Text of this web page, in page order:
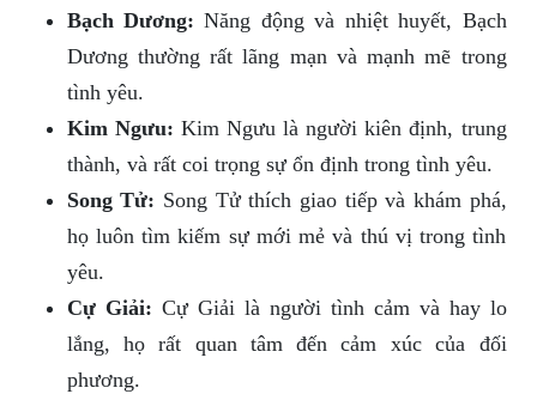
Bạch Dương: Năng động và nhiệt huyết, Bạch
Dương thường rất lãng mạn và mạnh mẽ trong
tình yêu.
Kim Ngưu: Kim Ngưu là người kiên định, trung
thành, và rất coi trọng sự ổn định trong tình yêu.
Song Tử: Song Tử thích giao tiếp và khám phá,
họ luôn tìm kiếm sự mới mẻ và thú vị trong tình
yêu.
Cự Giải: Cự Giải là người tình cảm và hay lo
lắng, họ rất quan tâm đến cảm xúc của đối
phương.